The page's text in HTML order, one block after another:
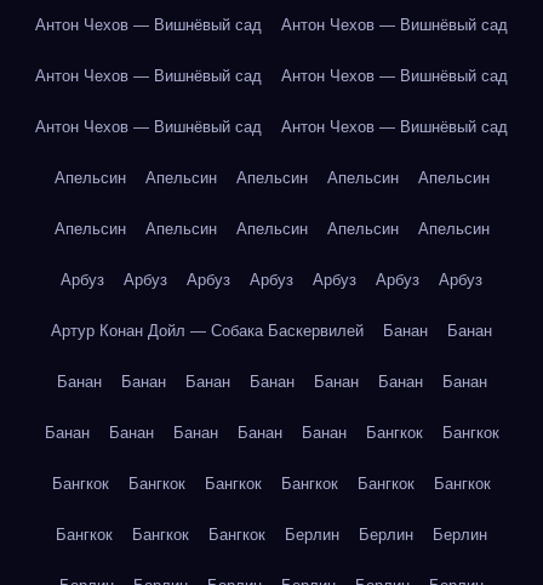
Антон Чехов — Вишнёвый сад Антон Чехов — Вишнёвый сад
Антон Чехов — Вишнёвый сад Антон Чехов — Вишнёвый сад
Антон Чехов — Вишнёвый сад Антон Чехов — Вишнёвый сад
Апельсин Апельсин Апельсин Апельсин Апельсин
Апельсин Апельсин Апельсин Апельсин Апельсин
Арбуз Арбуз Арбуз Арбуз Арбуз Арбуз Арбуз
Артур Конан Дойл — Собака Баскервилей Банан Банан
Банан Банан Банан Банан Банан Банан Банан
Банан Банан Банан Банан Банан Бангкок Бангкок
Бангкок Бангкок Бангкок Бангкок Бангкок Бангкок
Бангкок Бангкок Бангкок Берлин Берлин Берлин